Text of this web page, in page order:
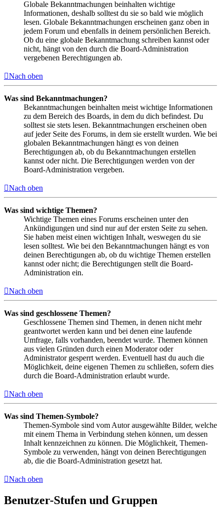
Globale Bekanntmachungen beinhalten wichtige
Informationen, deshalb solltest du sie so bald wie möglich
lesen. Globale Bekanntmachungen erscheinen ganz oben in
jedem Forum und ebenfalls in deinem persönlichen Bereich.
Ob du eine globale Bekanntmachung schreiben kannst oder
nicht, hängt von den durch die Board-Administration
vergebenen Berechtigungen ab.
Nach oben
Was sind Bekanntmachungen?
Bekanntmachungen beinhalten meist wichtige Informationen
zu dem Bereich des Boards, in dem du dich befindest. Du
solltest sie stets lesen. Bekanntmachungen erscheinen oben
auf jeder Seite des Forums, in dem sie erstellt wurden. Wie bei
globalen Bekanntmachungen hängt es von deinen
Berechtigungen ab, ob du Bekanntmachungen erstellen
kannst oder nicht. Die Berechtigungen werden von der
Board-Administration vergeben.
Nach oben
Was sind wichtige Themen?
Wichtige Themen eines Forums erscheinen unter den
Ankündigungen und sind nur auf der ersten Seite zu sehen.
Sie haben meist einen wichtigen Inhalt, weswegen du sie
lesen solltest. Wie bei den Bekanntmachungen hängt es von
deinen Berechtigungen ab, ob du wichtige Themen erstellen
kannst oder nicht; die Berechtigungen stellt die Board-
Administration ein.
Nach oben
Was sind geschlossene Themen?
Geschlossene Themen sind Themen, in denen nicht mehr
geantwortet werden kann und bei denen eine laufende
Umfrage, falls vorhanden, beendet wurde. Themen können
aus vielen Gründen durch einen Moderator oder
Administrator gesperrt werden. Eventuell hast du auch die
Möglichkeit, deine eigenen Themen zu schließen, sofern dies
durch die Board-Administration erlaubt wurde.
Nach oben
Was sind Themen-Symbole?
Themen-Symbole sind vom Autor ausgewählte Bilder, welche
mit einem Thema in Verbindung stehen können, um dessen
Inhalt kennzeichnen zu können. Die Möglichkeit, Themen-
Symbole zu verwenden, hängt von deinen Berechtigungen
ab, die die Board-Administration gesetzt hat.
Nach oben
Benutzer-Stufen und Gruppen